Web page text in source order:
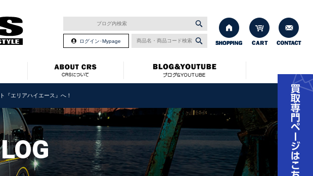
ログイン･Mypage
エリアハイエース』へ！